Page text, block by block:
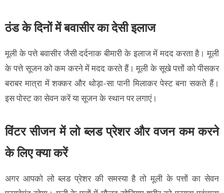
ठंड के दिनों में बवासीर का देसी इलाज
मूली के पत्ते बवासीर जैसी दर्दनाक बीमारी के इलाज में मदद करता है। मूली
के पत्ते सूजन को कम करने में मदद करते हैं। मूली के सूखे पत्तों को पीसकर
बराबर मात्रा में शक्कर और थोड़ा-सा पानी मिलाकर पेस्ट बना सकते हैं।
इस पोस्ट का सेवन करें या सूजन के स्थान पर लगाएं।
विंटर सीजन में लो ब्लड प्रेशर और वजन कम करने
के लिए क्या करें
अगर आपको लो ब्लड प्रेशर की समस्या है तो मूली के पत्तों का सेवन